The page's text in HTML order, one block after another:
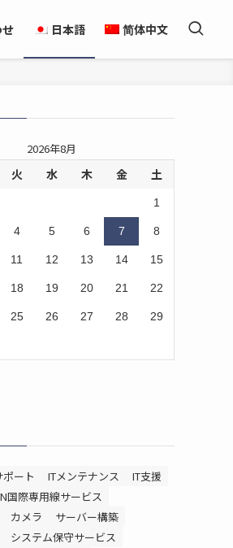
日本語 简体中文
2026年8月
火 水 木 金 土
1
4 5 6 7 8
11 12 13 14 15
18 19 20 21 22
25 26 27 28 29
ポート ITメンテナンス
IT支援
国際専用線サービス
カメラ
サーバー構築
システム保守サービス